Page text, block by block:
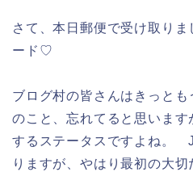
さて、本日郵便で受け取り
ード♡
ブログ村の皆さんはきっと
のこと、忘れてると思います
するステータスですよね。
りますが、やはり最初の大切